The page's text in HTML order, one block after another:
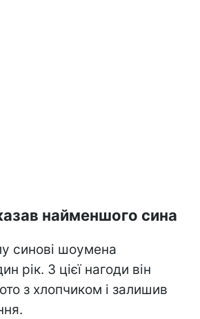
найменшого сина
синові шоумена
рік. З цієї нагоди він
з хлопчиком і залишив